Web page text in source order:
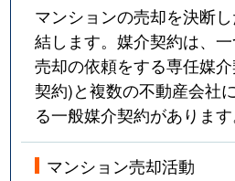
マンションの売却を決断
結します。媒介契約は、
売却の依頼をする専任媒
契約)と複数の不動産会社
る一般媒介契約があります
マンション売却活動